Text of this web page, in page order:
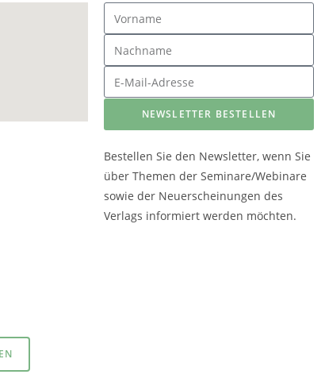
NEWSLETTER BESTELLEN
Bestellen Sie den Newsletter, wenn Sie
über Themen der Seminare/Webinare
sowie der Neuerscheinungen des
Verlags informiert werden möchten.